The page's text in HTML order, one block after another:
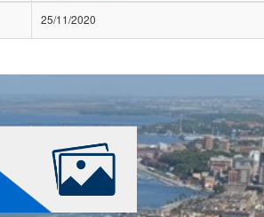
25/11/2020